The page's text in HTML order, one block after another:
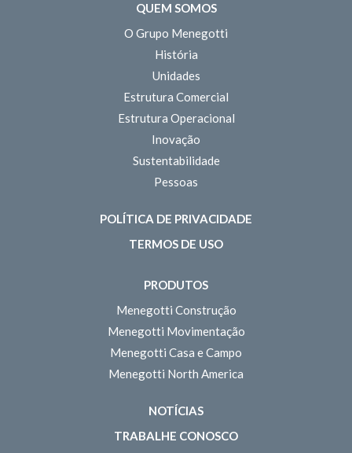
QUEM SOMOS
O Grupo Menegotti
História
Unidades
Estrutura Comercial
Estrutura Operacional
Inovação
Sustentabilidade
Pessoas
POLÍTICA DE PRIVACIDADE
TERMOS DE USO
PRODUTOS
Menegotti Construção
Menegotti Movimentação
Menegotti Casa e Campo
Menegotti North America
NOTÍCIAS
TRABALHE CONOSCO